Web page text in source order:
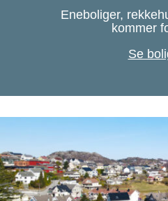
Eneboliger,
kommer
Se